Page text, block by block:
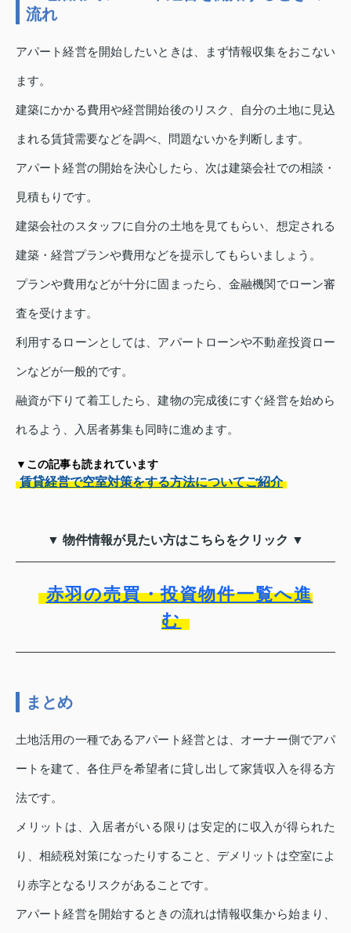
流れ
アパート経営を開始したいときは、まず情報収集をおこない
ます。
建築にかかる費用や経営開始後のリスク、自分の土地に見込
まれる賃貸需要などを調べ、問題ないかを判断します。
アパート経営の開始を決心したら、次は建築会社での相談・
見積もりです。
建築会社のスタッフに自分の土地を見てもらい、想定される
建築・経営プランや費用などを提示してもらいましょう。
プランや費用などが十分に固まったら、金融機関でローン審
査を受けます。
利用するローンとしては、アパートローンや不動産投資ロー
ンなどが一般的です。
融資が下りて着工したら、建物の完成後にすぐ経営を始めら
れるよう、入居者募集も同時に進めます。
▼この記事も読まれています
賃貸経営で空室対策をする方法についてご紹介
▼ 物件情報が見たい方はこちらをクリック ▼
赤羽の売買・投資物件一覧へ進
む
まとめ
土地活用の一種であるアパート経営とは、オーナー側でアパ
ートを建て、各住戸を希望者に貸し出して家賃収入を得る方
法です。
メリットは、入居者がいる限りは安定的に収入が得られた
り、相続税対策になったりすること、デメリットは空室によ
り赤字となるリスクがあることです。
アパート経営を開始するときの流れは情報収集から始まり、